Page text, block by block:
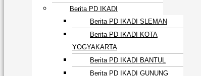
Berita PD IKADI
Berita PD IKADI SLEMAN
Berita PD IKADI KOTA
YOGYAKARTA
Berita PD IKADI BANTUL
Berita PD IKADI GUNUNG